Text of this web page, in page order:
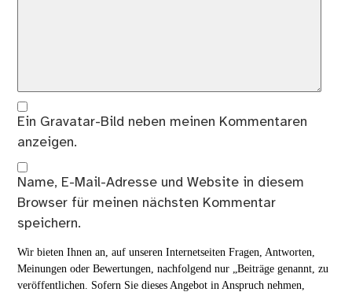
Ein Gravatar-Bild neben meinen Kommentaren
anzeigen.
Name, E-Mail-Adresse und Website in diesem
Browser für meinen nächsten Kommentar
speichern.
Wir bieten Ihnen an, auf unseren Internetseiten Fragen, Antworten,
Meinungen oder Bewertungen, nachfolgend nur „Beiträge genannt, zu
veröffentlichen. Sofern Sie dieses Angebot in Anspruch nehmen,